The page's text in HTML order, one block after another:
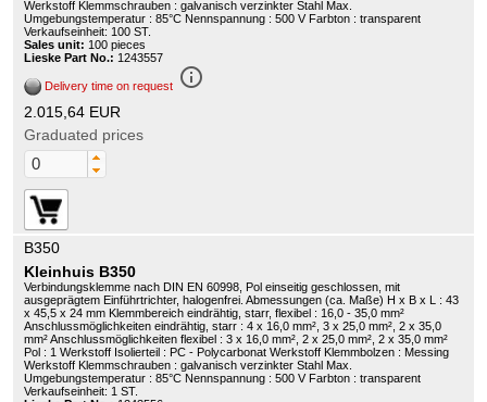
Werkstoff Klemmschrauben : galvanisch verzinkter Stahl Max.
Umgebungstemperatur : 85°C Nennspannung : 500 V Farbton : transparent
Verkaufseinheit: 100 ST.
Sales unit: 100 pieces
Lieske Part No.: 1243557
Delivery time on request info_outline
2.015,64 EUR
Graduated prices
B350
Kleinhuis B350
Verbindungsklemme nach DIN EN 60998, Pol einseitig geschlossen, mit
ausgeprägtem Einführtrichter, halogenfrei. Abmessungen (ca. Maße) H x B x L : 43
x 45,5 x 24 mm Klemmbereich eindrähtig, starr, flexibel : 16,0 - 35,0 mm²
Anschlussmöglichkeiten eindrähtig, starr : 4 x 16,0 mm², 3 x 25,0 mm², 2 x 35,0
mm² Anschlussmöglichkeiten flexibel : 3 x 16,0 mm², 2 x 25,0 mm², 2 x 35,0 mm²
Pol : 1 Werkstoff Isolierteil : PC - Polycarbonat Werkstoff Klemmbolzen : Messing
Werkstoff Klemmschrauben : galvanisch verzinkter Stahl Max.
Umgebungstemperatur : 85°C Nennspannung : 500 V Farbton : transparent
Verkaufseinheit: 1 ST.